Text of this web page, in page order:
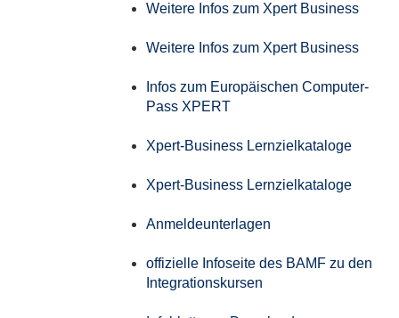
Weitere Infos zum Xpert Business
Weitere Infos zum Xpert Business
Infos zum Europäischen Computer-
Pass XPERT
Xpert-Business Lernzielkataloge
Xpert-Business Lernzielkataloge
Anmeldeunterlagen
offizielle Infoseite des BAMF zu den
Integrationskursen